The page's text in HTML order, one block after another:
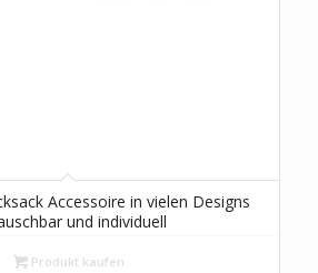
Accessoire in vielen Designs
und individuell
Produkt kaufen